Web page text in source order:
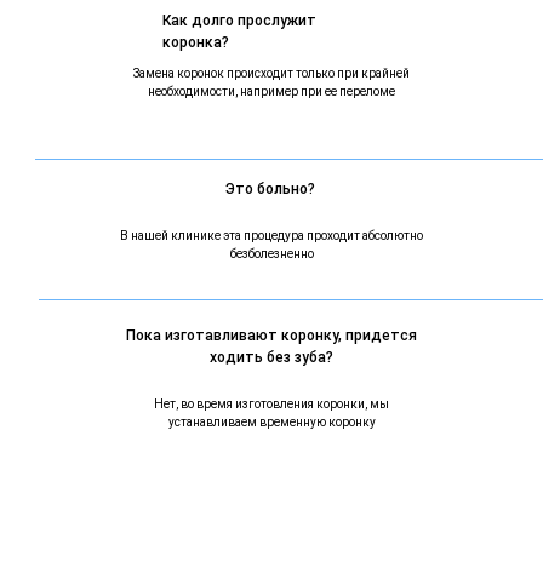
Пока изготавливают коронку, придется
ходить без зуба?
Нет, во время изготовления коронки, мы
устанавливаем временную коронку
В нашей клинике эта процедура проходит абсолютно
безболезненно
Это больно?
Как долго прослужит
коронка?
Замена коронок происходит только при крайней
необходимости, например при ее переломе